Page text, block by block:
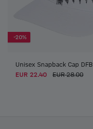
-20%
Unisex Snapback Cap DFB
EUR 22.40
EUR 28.00